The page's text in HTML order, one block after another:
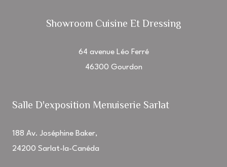
Showroom Cuisine Et Dressing
64 avenue Léo Ferré
46300 Gourdon
Salle D'exposition Menuiserie Sarlat
188 Av. Joséphine Baker,
24200 Sarlat-la-Canéda